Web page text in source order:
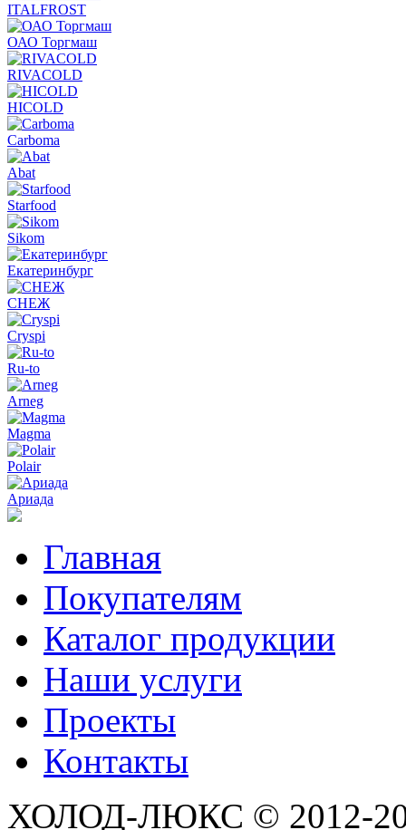
ITALFROST
ОАО Торгмаш
RIVACOLD
HICOLD
Carboma
Abat
Starfood
Sikom
Екатеринбург
СНЕЖ
Cryspi
Ru-to
Arneg
Magma
Polair
Ариада
Главная
Покупателям
Каталог продукции
Наши услуги
Проекты
Контакты
ХОЛОД-ЛЮКС © 2012-